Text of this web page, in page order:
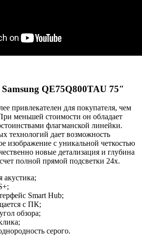
QE75Q800TAU 75″
привлекателен для покупателя, чем
меньшей стоимости он обладает
флагманской линейки.
технологий дает возможность
изображение с уникальной четкостью
новые детализация и глубина
полной прямой подсветки 24х.
акустика;
Smart Hub;
с ПК;
обзора;
серого.